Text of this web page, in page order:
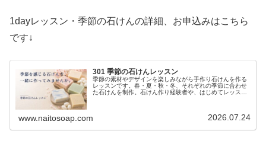
1dayレッスン・季節の石けんの詳細、お申込みはこちら
です↓
301 季節の石けんレッスン
季節の素材やデザインを楽しみながら手作り石けんを作る
レッスンです。春・夏・秋・冬、それぞれの季節に合わせ
た石けんを制作。石けん作り経験者や、はじめてレッスン
www.naitosoap.com 2026.07.24